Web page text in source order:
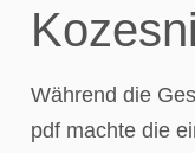
Während die
pdf machte die